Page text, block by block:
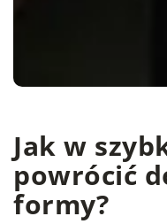
Jak w
powrócić
formy?